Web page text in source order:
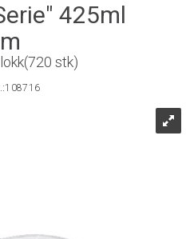
425ml
stk)
108716